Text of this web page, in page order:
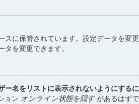
スに保管されています。設定データを変
を変更できます。
ー名をリストに表示されないようにする
ョン オンライン状態を隠すがあるはずで